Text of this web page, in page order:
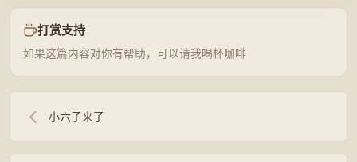
打赏支持
如果这篇内容对你有帮助，可以请我喝杯咖啡
小六子来了